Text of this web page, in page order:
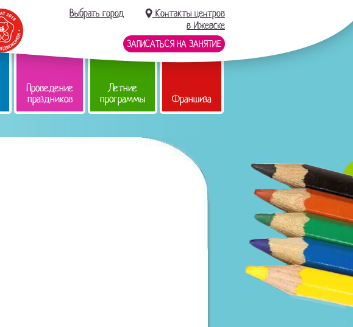
Выбрать город
Контакты центров
в Ижевске
ЗАПИСАТЬСЯ НА ЗАНЯТИЕ
Проведение
праздников
Летние
программы Франшиза